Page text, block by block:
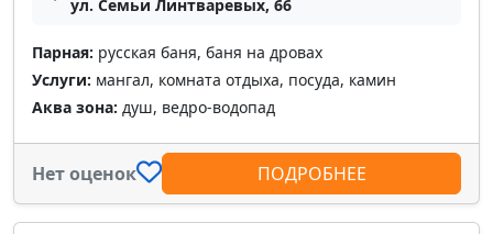
ул. Семьи Линтваревых, 66
Парная: русская баня, баня на дровах
Услуги: мангал, комната отдыха, посуда, камин
Аква зона: душ, ведро-водопад
Нет оценок ПОДРОБНЕЕ